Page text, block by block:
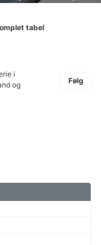
tabel
i
og
Følg